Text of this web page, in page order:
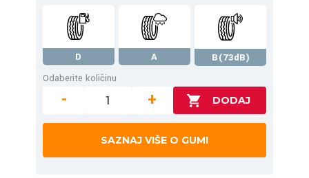
D A
B(73dB)
Odaberite količinu
- +
SAZNAJ VIŠE O GUMI